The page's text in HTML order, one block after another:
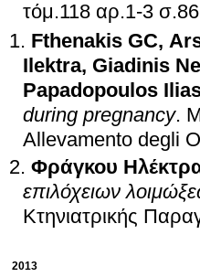
τόμ.118
Fthenakis GC,
Ilektra, Giadinis
Papadopoulos
during pregnancy.
Allevamento degli
Φράγκου
επιλόχειων
Κτηνιατρικής
2013